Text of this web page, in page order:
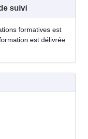
suivi
formatives est
est délivrée